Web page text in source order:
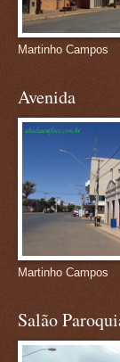
Martinho Campos
Avenida
Martinho Campos
Salão